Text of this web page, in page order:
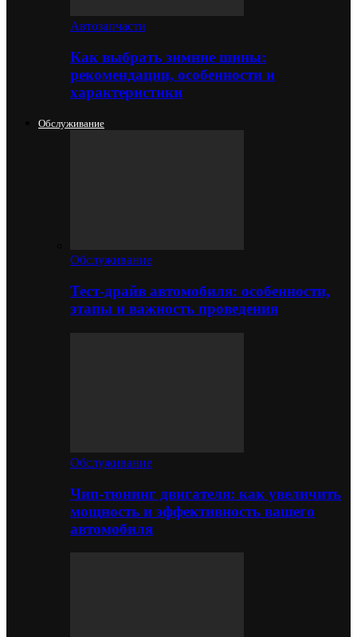
Автозапчасти
Как выбрать зимние шины:
рекомендации, особенности и
характеристики
Обслуживание
Обслуживание
Тест-драйв автомобиля: особенности,
этапы и важность проведения
Обслуживание
Чип-тюнинг двигателя: как увеличить
мощность и эффективность вашего
автомобиля